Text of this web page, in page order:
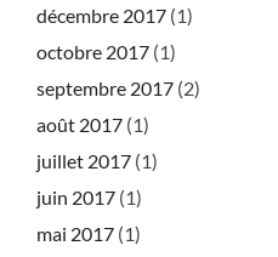
décembre 2017 (1)
octobre 2017 (1)
septembre 2017 (2)
août 2017 (1)
juillet 2017 (1)
juin 2017 (1)
mai 2017 (1)